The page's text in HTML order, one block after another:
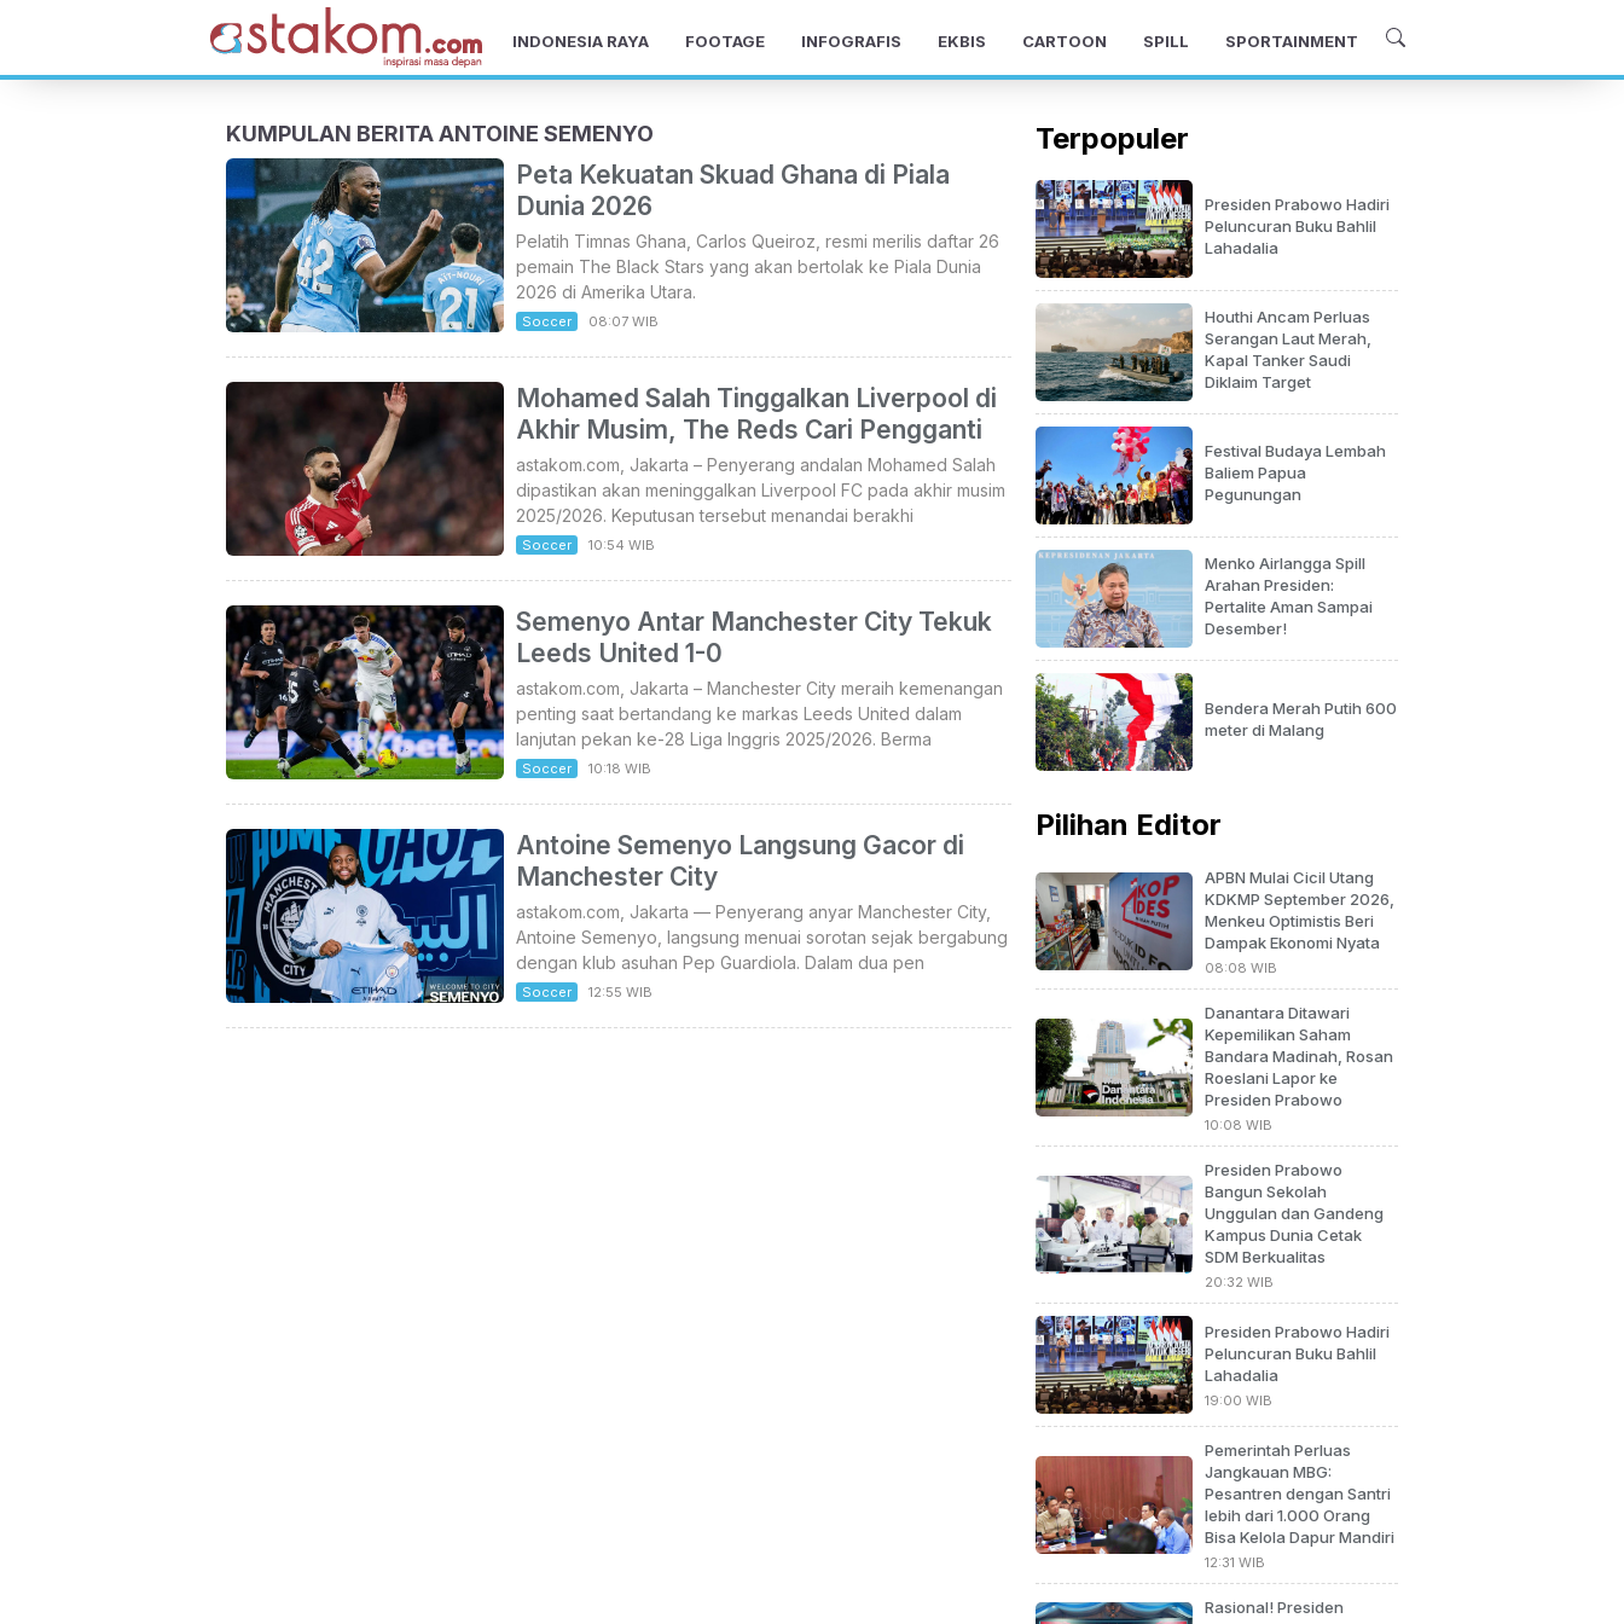
INDONESIA RAYA FOOTAGE INFOGRAFIS EKBIS CARTOON SPILL SPORTAINMENT
KUMPULAN BERITA ANTOINE SEMENYO
Peta Kekuatan Skuad Ghana di Piala
Dunia 2026
Pelatih Timnas Ghana, Carlos Queiroz, resmi merilis daftar 26
pemain The Black Stars yang akan bertolak ke Piala Dunia
2026 di Amerika Utara.
Soccer 08:07 WIB
Mohamed Salah Tinggalkan Liverpool di
Akhir Musim, The Reds Cari Pengganti
astakom.com, Jakarta – Penyerang andalan Mohamed Salah
dipastikan akan meninggalkan Liverpool FC pada akhir musim
2025/2026. Keputusan tersebut menandai berakhi
Soccer 10:54 WIB
Semenyo Antar Manchester City Tekuk
Leeds United 1-0
astakom.com, Jakarta – Manchester City meraih kemenangan
penting saat bertandang ke markas Leeds United dalam
lanjutan pekan ke-28 Liga Inggris 2025/2026. Berma
Soccer 10:18 WIB
Antoine Semenyo Langsung Gacor di
Manchester City
astakom.com, Jakarta — Penyerang anyar Manchester City,
Antoine Semenyo, langsung menuai sorotan sejak bergabung
dengan klub asuhan Pep Guardiola. Dalam dua pen
Soccer 12:55 WIB
Terpopuler
Presiden Prabowo Hadiri
Peluncuran Buku Bahlil
Lahadalia
Houthi Ancam Perluas
Serangan Laut Merah,
Kapal Tanker Saudi
Diklaim Target
Festival Budaya Lembah
Baliem Papua
Pegunungan
Menko Airlangga Spill
Arahan Presiden:
Pertalite Aman Sampai
Desember!
Bendera Merah Putih 600
meter di Malang
Pilihan Editor
APBN Mulai Cicil Utang
KDKMP September 2026,
Menkeu Optimistis Beri
Dampak Ekonomi Nyata
08:08 WIB
Danantara Ditawari
Kepemilikan Saham
Bandara Madinah, Rosan
Roeslani Lapor ke
Presiden Prabowo
10:08 WIB
Presiden Prabowo
Bangun Sekolah
Unggulan dan Gandeng
Kampus Dunia Cetak
SDM Berkualitas
20:32 WIB
Presiden Prabowo Hadiri
Peluncuran Buku Bahlil
Lahadalia
19:00 WIB
Pemerintah Perluas
Jangkauan MBG:
Pesantren dengan Santri
lebih dari 1.000 Orang
Bisa Kelola Dapur Mandiri
12:31 WIB
Rasional! Presiden